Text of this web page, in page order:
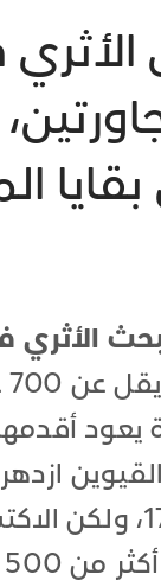
الأثري
يعود
ماجد المعلا عام